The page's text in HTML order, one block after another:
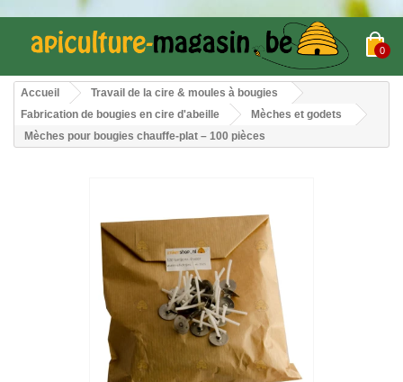
0
Accueil
Travail de la cire & moules à bougies
Fabrication de bougies en cire d'abeille
Mèches et godets
Mèches pour bougies chauffe-plat – 100 pièces